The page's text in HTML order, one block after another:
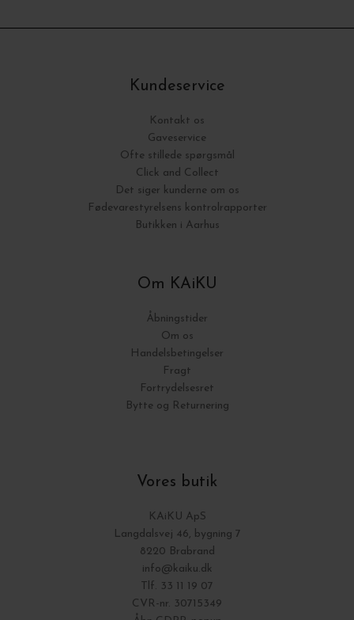
Kundeservice
Kontakt os
Gaveservice
Ofte stillede spørgsmål
Click and Collect
Det siger kunderne om os
Fødevarestyrelsens kontrolrapporter
Butikken i Aarhus
Om KAiKU
Åbningstider
Om os
Handelsbetingelser
Fragt
Fortrydelsesret
Bytte og Returnering
Vores butik
KAiKU ApS
Langdalsvej 46, bygning 7
8220 Brabrand
info@kaiku.dk
Tlf. 33 11 19 07
CVR-nr. 30715349